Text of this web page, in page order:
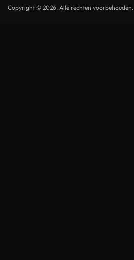
Copyright © 2026. Alle rechten voorbehouden.